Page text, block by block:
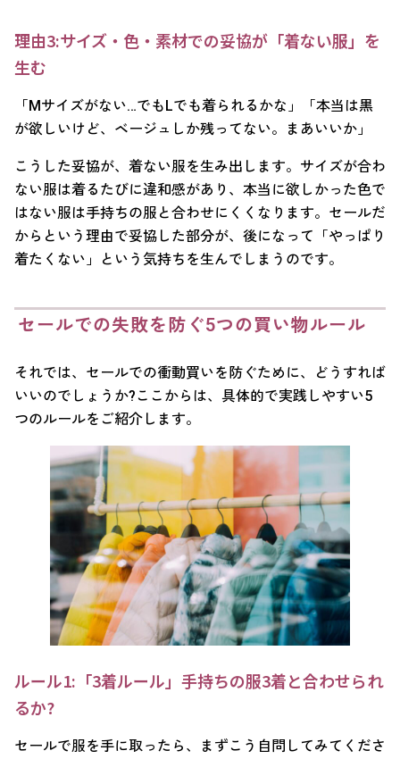
理由3:サイズ・色・素材での妥協が「着ない服」を
生む
「Mサイズがない…でもLでも着られるかな」「本当は黒
が欲しいけど、ベージュしか残ってない。まあいいか」
こうした妥協が、着ない服を生み出します。サイズが合わ
ない服は着るたびに違和感があり、本当に欲しかった色で
はない服は手持ちの服と合わせにくくなります。セールだ
からという理由で妥協した部分が、後になって「やっぱり
着たくない」という気持ちを生んでしまうのです。
セールでの失敗を防ぐ5つの買い物ルール
それでは、セールでの衝動買いを防ぐために、どうすれば
いいのでしょうか?ここからは、具体的で実践しやすい5
つのルールをご紹介します。
ルール1:「3着ルール」手持ちの服3着と合わせられ
るか?
セールで服を手に取ったら、まずこう自問してみてくださ